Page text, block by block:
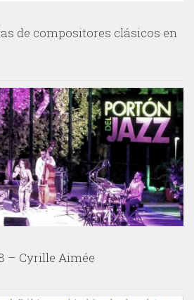
de compositores clásicos en
– Cyrille Aimée